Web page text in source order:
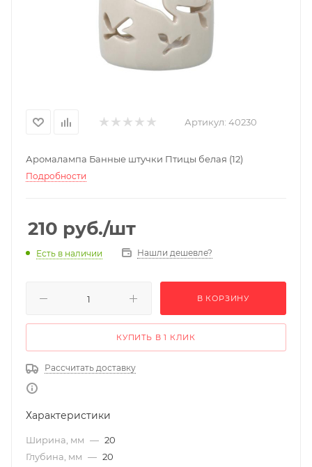
Артикул: 40230
Аромалампа Банные штучки Птицы белая (12)
Подробности
210 руб./шт
Есть в наличии Нашли дешевле?
В КОРЗИНУ
КУПИТЬ В 1 КЛИК
Рассчитать доставку
Характеристики
Ширина, мм — 20
Глубина, мм — 20